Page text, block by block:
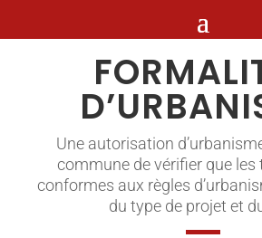
Une autorisation
commune de vérifier que
conformes aux règles
du type de projet et